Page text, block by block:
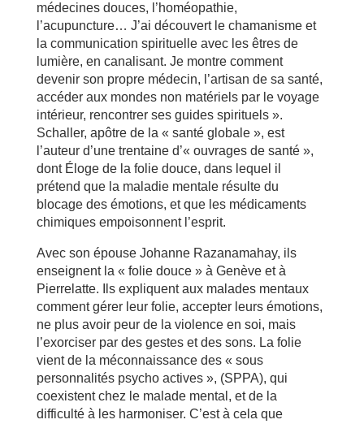
médecines douces, l’homéopathie,
l’acupuncture… J’ai découvert le chamanisme et
la communication spirituelle avec les êtres de
lumière, en canalisant. Je montre comment
devenir son propre médecin, l’artisan de sa santé,
accéder aux mondes non matériels par le voyage
intérieur, rencontrer ses guides spirituels ».
Schaller, apôtre de la « santé globale », est
l’auteur d’une trentaine d’« ouvrages de santé »,
dont Éloge de la folie douce, dans lequel il
prétend que la maladie mentale résulte du
blocage des émotions, et que les médicaments
chimiques empoisonnent l’esprit.
Avec son épouse Johanne Razanamahay, ils
enseignent la « folie douce » à Genève et à
Pierrelatte. Ils expliquent aux malades mentaux
comment gérer leur folie, accepter leurs émotions,
ne plus avoir peur de la violence en soi, mais
l’exorciser par des gestes et des sons. La folie
vient de la méconnaissance des « sous
personnalités psycho actives », (SPPA), qui
coexistent chez le malade mental, et de la
difficulté à les harmoniser. C’est à cela que